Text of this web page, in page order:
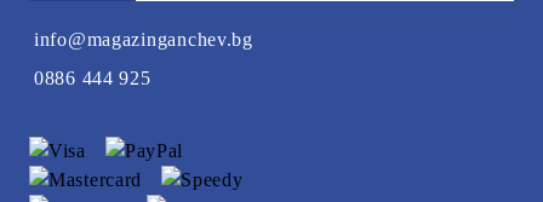
info@magazinganchev.bg
0886 444 925